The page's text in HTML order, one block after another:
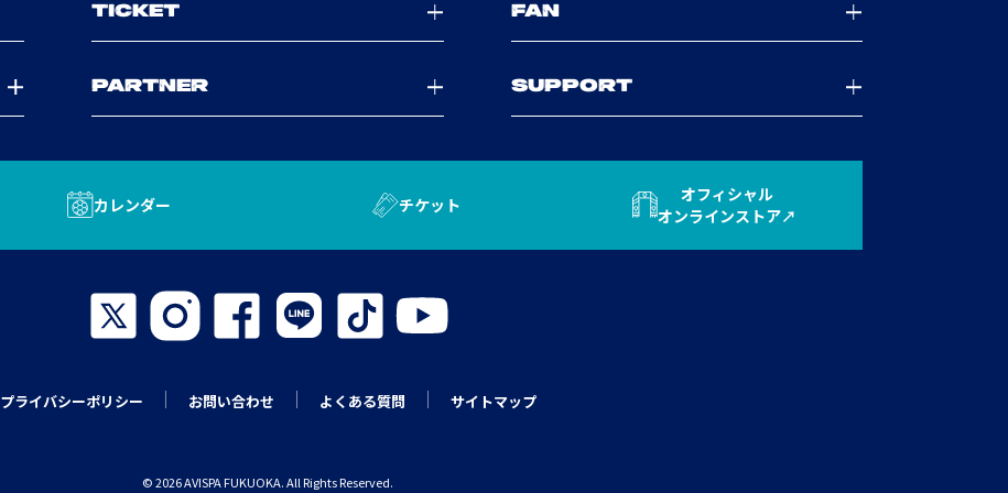
TICKET FAN
PARTNER SUPPORT
カレンダー チケット
オフィシャル
オンラインストア
プライバシーポリシー お問い合わせ よくある質問 サイトマップ
© 2026 AVISPA FUKUOKA. All Rights Reserved.